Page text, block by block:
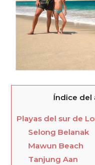
Índice del
Playas del sur de
Selong Belanak
Mawun Beach
Tanjung Aan